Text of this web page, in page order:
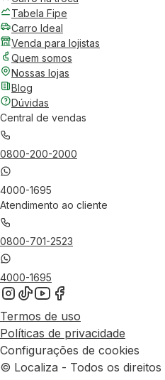
Tabela Fipe
Carro Ideal
Venda para lojistas
Quem somos
Nossas lojas
Blog
Dúvidas
Central de vendas
0800-200-2000
4000-1695
Atendimento ao cliente
0800-701-2523
4000-1695
Termos de uso
Políticas de privacidade
Configurações de cookies
© Localiza - Todos os direitos